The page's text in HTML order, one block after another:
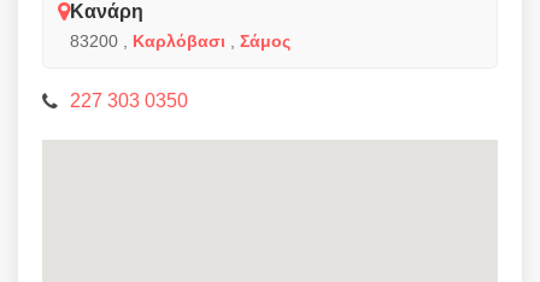
Κανάρη
83200 Καρλόβασι Σάμος
227 303 0350